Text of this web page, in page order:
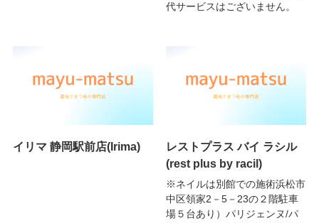
代サービスはございません。
イリマ 静岡駅前店(Irima)
レストプラス バイ ラシル
(rest plus by racil)
※ネイルは別館での施術浜松市
中区領家2－5－23の２階駐車
場５台あり）パリジェンヌ/パ